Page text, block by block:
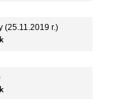
(25.11.2019 r.)